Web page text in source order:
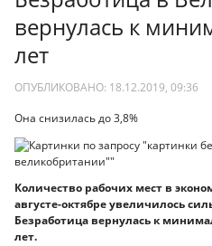
вернулась к
лет
ОПУБЛИКОВАНО: 18.12.2019, 09:36
Она снизилась до 3,8%
Количество рабочих мест в
августе-октябре увеличилось
Безработица вернулась к
лет.